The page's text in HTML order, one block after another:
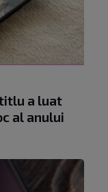
a luat
al anului